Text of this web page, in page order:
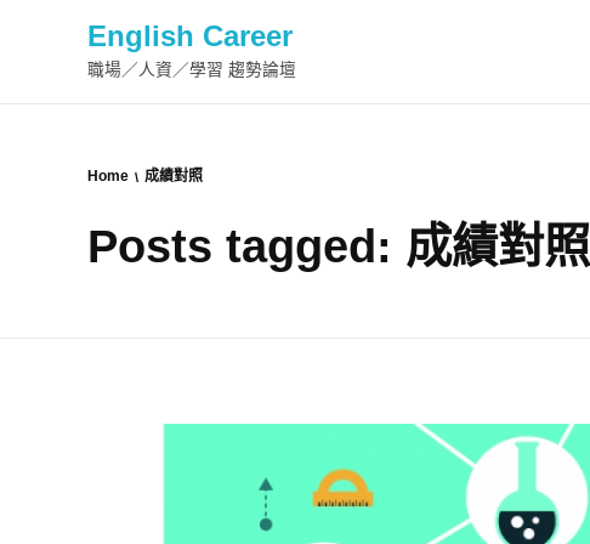
English Career
職場／人資／學習 趨勢論壇
Home 成績對照
Posts tagged: 成績對照